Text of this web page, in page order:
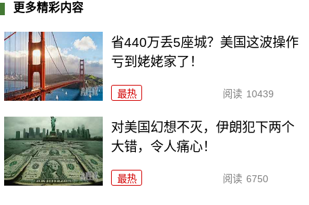
更多精彩内容
省440万丢5座城？美国这波操作
亏到姥姥家了！
最热 阅读 10439
对美国幻想不灭，伊朗犯下两个
大错，令人痛心！
最热 阅读 6750